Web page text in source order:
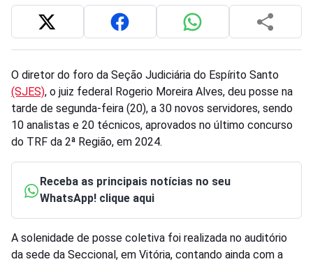
O diretor do foro da Seção Judiciária do Espírito Santo
(SJES), o juiz federal Rogerio Moreira Alves, deu posse na
tarde de segunda-feira (20), a 30 novos servidores, sendo
10 analistas e 20 técnicos, aprovados no último concurso
do TRF da 2ª Região, em 2024.
Receba as principais notícias no seu
WhatsApp! clique aqui
A solenidade de posse coletiva foi realizada no auditório
da sede da Seccional, em Vitória, contando ainda com a